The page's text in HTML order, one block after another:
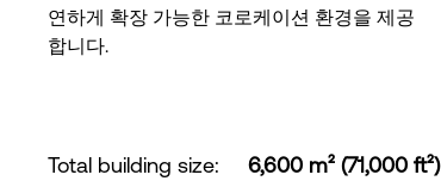
연하게 확장 가능한 코로케이션 환경을 제공
합니다.
Total building size: 6,600 m² (71,000 ft²)